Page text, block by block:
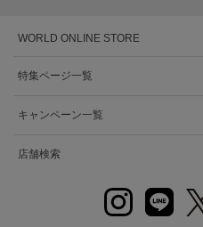
WORLD ONLINE STORE
特集ページ一覧
キャンペーン一覧
店舗検索